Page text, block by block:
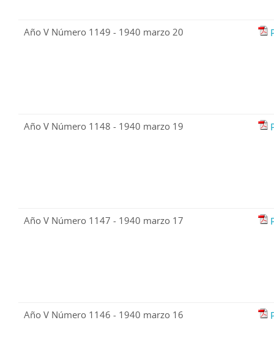
Año V Número 1149 - 1940 marzo 20
Año V Número 1148 - 1940 marzo 19
Año V Número 1147 - 1940 marzo 17
Año V Número 1146 - 1940 marzo 16